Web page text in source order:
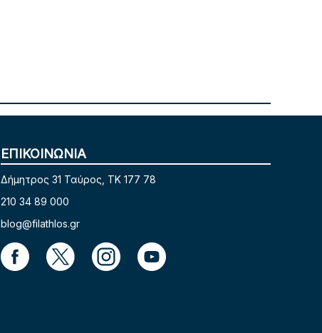
ΕΠΙΚΟΙΝΩΝΙΑ
Δήμητρος 31 Ταύρος, TK 177 78
210 34 89 000
blog@filathlos.gr